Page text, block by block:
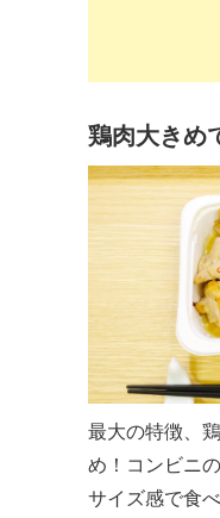
鶏肉大きめ
最大の特徴、
め！コンビニ
サイズ感で食